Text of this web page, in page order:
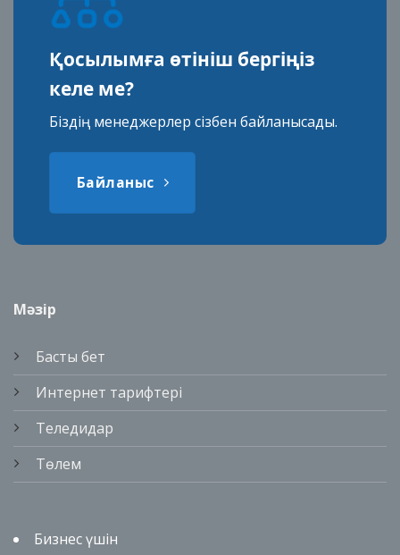
Қосылымға өтініш бергіңіз
келе ме?
Біздің менеджерлер сізбен байланысады.
Байланыс
Мәзір
Басты бет
Интернет тарифтері
Теледидар
Төлем
Бизнес үшін